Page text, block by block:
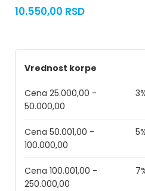
10.550,00 RSD
Vrednost korpe
Cena 25.000,00 -
50.000,00
Cena 50.001,00 -
100.000,00
Cena 100.001,00 -
250.000,00